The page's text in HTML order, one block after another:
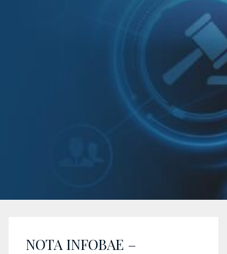
NOTA INFOBAE –